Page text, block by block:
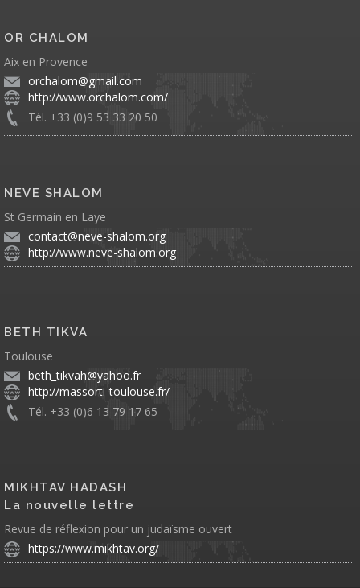
OR CHALOM
Aix en Provence
orchalom@gmail.com
http://www.orchalom.com/
Tél. +33 (0)9 53 33 20 50
NEVE SHALOM
St Germain en Laye
contact@neve-shalom.org
http://www.neve-shalom.org
BETH TIKVA
Toulouse
beth_tikvah@yahoo.fr
http://massorti-toulouse.fr/
Tél. +33 (0)6 13 79 17 65
MIKHTAV HADASH
La nouvelle lettre
Revue de réflexion pour un judaïsme ouvert
https://www.mikhtav.org/